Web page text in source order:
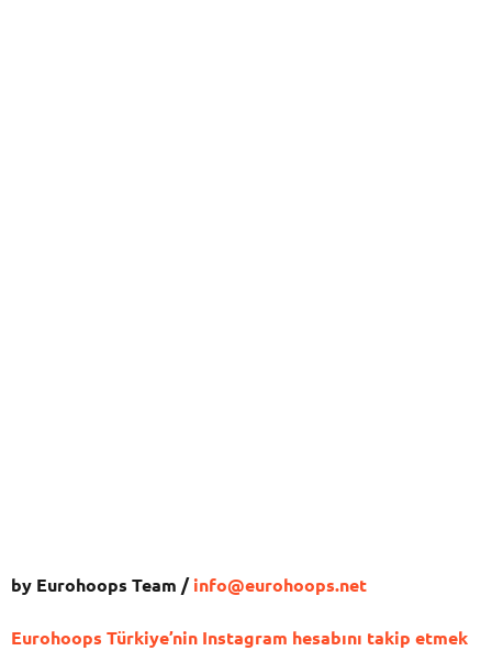
by Eurohoops Team /info@eurohoops.net
Eurohoops Türkiye’nin Instagram hesabını takip etmek